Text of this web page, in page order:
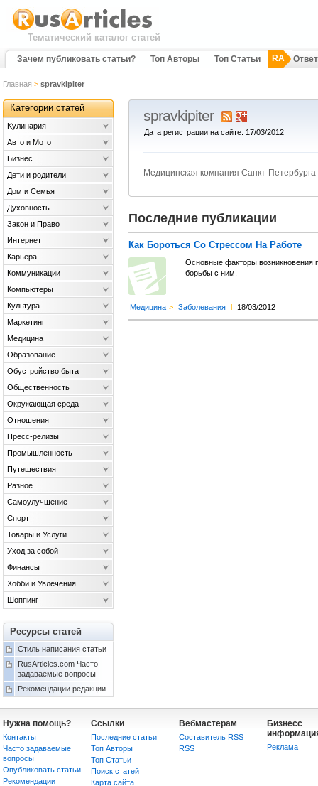
Тематический каталог статей
Зачем публиковать статьи? Топ Авторы Топ Статьи RA
Главная > spravkipiter
spravkipiter
Дата регистрации на сайте: 17/03/2012
Медицинская компания Санкт-Петербурга
Последние публикации
Как Бороться Со Стрессом На Работе
Основные факторы возникновения
борьбы с ним.
Медицина > Заболевания l 18/03/2012
Категории статей
Kулинария
Авто и Мото
Бизнес
Дети и родители
Дом и Семья
Духовность
Закон и Право
Интернет
Карьера
Коммуникации
Компьютеры
Культура
Маркетинг
Медицина
Образование
Обустройство быта
Общественность
Окружающая среда
Отношения
Пресс-релизы
Промышленность
Путешествия
Разное
Самоулучшение
Спорт
Товары и Услуги
Уход за собой
Финансы
Хобби и Увлечения
Шоппинг
Ресурсы статей
Стиль написания статьи
RusArticles.com Часто
задаваемые вопросы
Рекомендации редакции
Нужна помощь?
Контакты
Часто задаваемые
вопросы
Опубликовать статьи
Рекомендации
Ссылки
Последние статьи
Топ Авторы
Топ Статьи
Поиск статей
Карта сайта
Вебмастерам
Составитель RSS
RSS
Бизнесс
Реклама